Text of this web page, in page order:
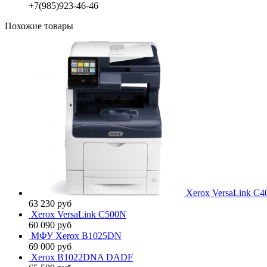
+7(985)923-46-46
Похожие товары
Xerox VersaLink
63 230 руб
Xerox VersaLink C500N
60 090 руб
МФУ Xerox B1025DN
69 000 руб
Xerox B1022DNA DADF